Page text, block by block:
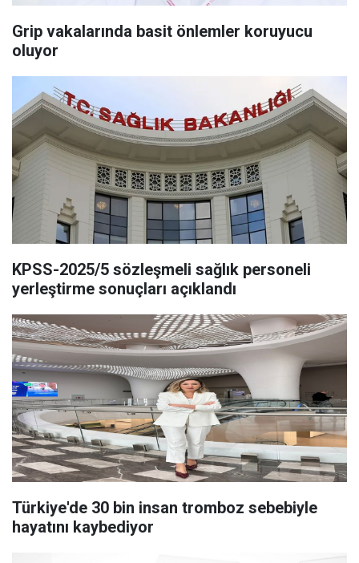
Grip vakalarında basit önlemler koruyucu
oluyor
KPSS-2025/5 sözleşmeli sağlık personeli
yerleştirme sonuçları açıklandı
Türkiye'de 30 bin insan tromboz sebebiyle
hayatını kaybediyor